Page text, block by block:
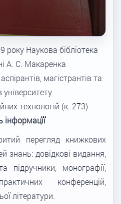
Наукова бібліотека
А. С. Макаренка
магістрантів та
університету
технологій (к. 273)
інформацїї
перегляд книжкових
знань: довідкові видання,
підручники, монографії,
конференцій,
літератури.